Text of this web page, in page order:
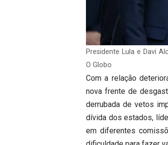
Presidente Lula e Davi
O Globo
Com a relação
nova frente de
derrubada de vetos
dívida dos estados,
em diferentes